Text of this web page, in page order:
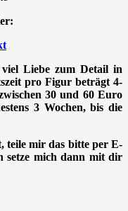
Liebe zum Detail in
pro Figur beträgt 4-
30 und 60 Euro
3 Wochen, bis die
teile mir das bitte per E-
setze mich dann mit dir